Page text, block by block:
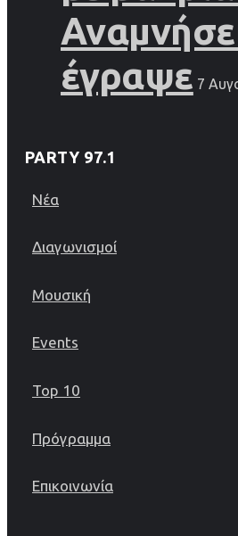
έγραψε 7
PARTY 97.1
Νέα
Διαγωνισμοί
Μουσική
Events
Top 10
Πρόγραμμα
Επικοινωνία